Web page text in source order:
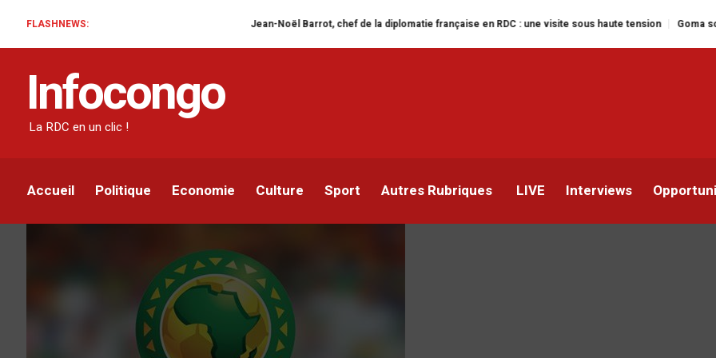
FLASHNEWS: Jean-Noël Barrot, chef de la diplomatie française en RDC : une visite sous haute tension Goma sous le feu :
Infocongo
La RDC en un clic !
Accueil Politique Economie Culture Sport Autres Rubriques LIVE Interviews
Interclubs CAF : Le tirage au sort aura lieu
13 août